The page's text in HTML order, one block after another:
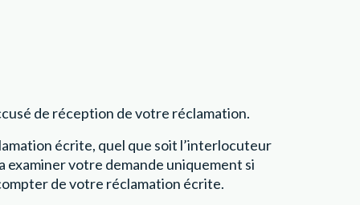
de réception de votre réclamation.
écrite, quel que soit l’interlocuteur
examiner votre demande uniquement si
de votre réclamation écrite.